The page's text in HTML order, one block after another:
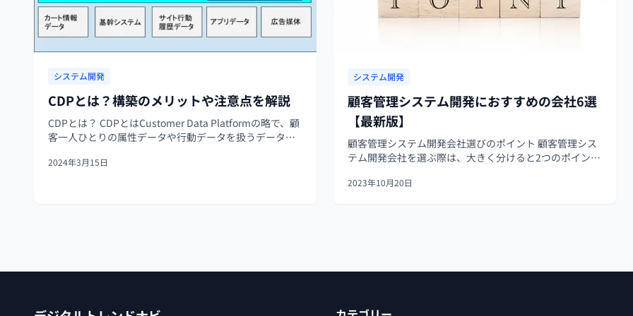
システム開発
CDPとは？構築のメリットや注意点を解説
CDPとは？ CDPとはCustomer Data Platformの略で、顧
客一人ひとりの属性データや行動データを扱うデータプ
理解するために行われるマーケティング活動において、
2024年3月15日
システム開発
顧客管理システム開発におすすめの会社6選
【最新版】
顧客管理システム開発会社選びのポイント 顧客管理シス
テム開発会社を選ぶ際は、大きく分けると2つのポイント
は料金です。システム開発といってもそれぞれに領域は
2023年10月20日